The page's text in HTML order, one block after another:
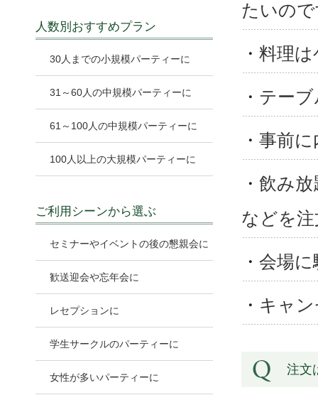
たいの
・ 料理
・ テー
・ 事前に
・ 飲み放
などを
・ 会場に
・ キャ
注文
人数別おすすめプラン
30人までの小規模パーティーに
31～60人の中規模パーティーに
61～100人の中規模パーティーに
100人以上の大規模パーティーに
ご利用シーンから選ぶ
セミナーやイベントの後の懇親会に
歓送迎会や忘年会に
レセプションに
学生サークルのパーティーに
女性が多いパーティーに